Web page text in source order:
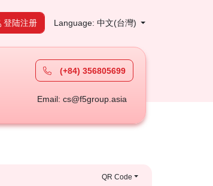
登陆注册 Language: 中文(台灣)
(+84) 356805699
Email: cs@f5group.asia
QR Code